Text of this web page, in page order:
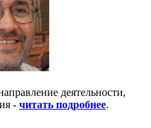
деятельности,
- читать подробнее.